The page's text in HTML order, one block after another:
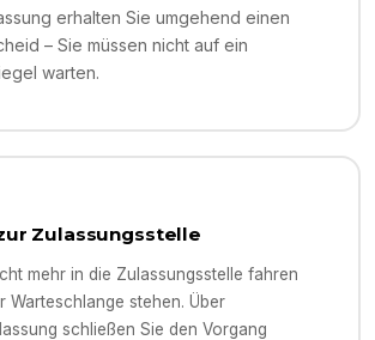
erhalten Sie umgehend einen
– Sie müssen nicht auf ein
warten.
Zulassungsstelle
mehr in die Zulassungsstelle fahren
Warteschlange stehen. Über
schließen Sie den Vorgang